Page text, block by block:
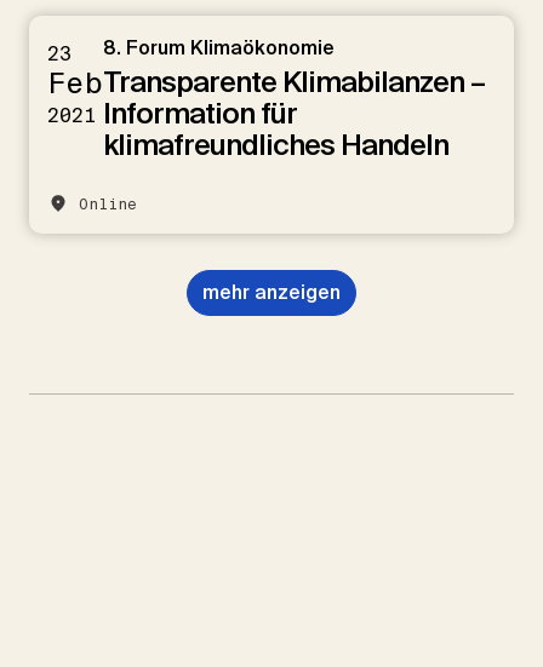
23
Feb
2021
8. Forum Klimaökonomie
Transparente Klimabilanzen –
Information für
klimafreundliches Handeln
Online
mehr anzeigen